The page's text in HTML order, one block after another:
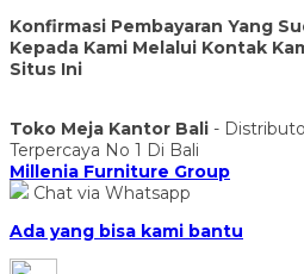
Konfirmasi Pembayaran Yang
Kepada Kami Melalui Kontak
Situs Ini
Toko Meja Kantor Bali -
Terpercaya No 1 Di Bali
Millenia Furniture Group
Chat via Whatsapp
Ada yang bisa kami bantu